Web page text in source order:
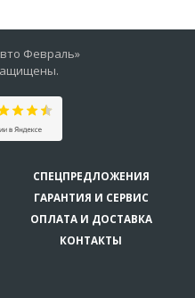
Февраль»
СПЕЦПРЕДЛОЖЕНИЯ
ГАРАНТИЯ И СЕРВИС
ОПЛАТА И ДОСТАВКА
КОНТАКТЫ